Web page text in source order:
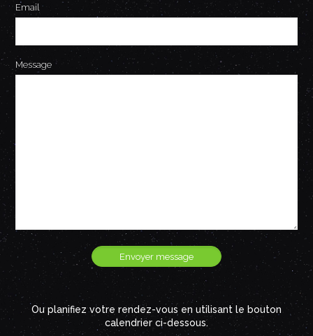
Email
Message
Ou planifiez votre rendez-vous en utilisant le bouton
calendrier ci-dessous.